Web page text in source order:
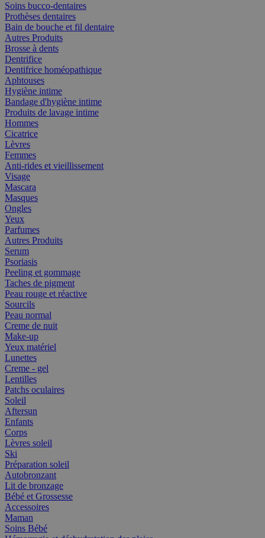
Soins bucco-dentaires
Prothèses dentaires
Bain de bouche et fil dentaire
Autres Produits
Brosse à dents
Dentrifice
Dentifrice homéopathique
Aphtouses
Hygiène intime
Bandage d'hygiène intime
Produits de lavage intime
Hommes
Cicatrice
Lèvres
Femmes
Anti-rides et vieillissement
Visage
Mascara
Masques
Ongles
Yeux
Parfumes
Autres Produits
Serum
Psoriasis
Peeling et gommage
Taches de pigment
Peau rouge et réactive
Sourcils
Peau normal
Creme de nuit
Make-up
Yeux matériel
Lunettes
Creme - gel
Lentilles
Patchs oculaires
Soleil
Aftersun
Enfants
Corps
Lèvres soleil
Ski
Préparation soleil
Autobronzant
Lit de bronzage
Bébé et Grossesse
Accessoires
Maman
Soins Bébé